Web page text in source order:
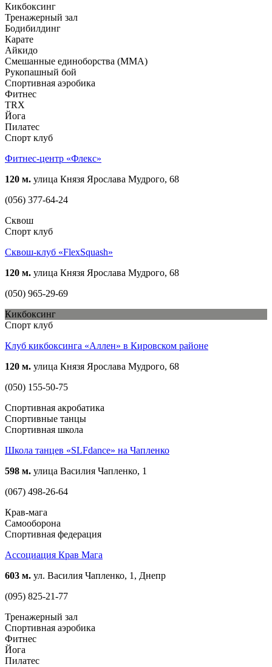
Кикбоксинг
Тренажерный зал
Бодибилдинг
Карате
Айкидо
Смешанные единоборства (ММА)
Рукопашный бой
Спортивная аэробика
Фитнес
TRX
Йога
Пилатес
Спорт клуб
Фитнес-центр «Флекс»
120 м. улица Князя Ярослава Мудрого, 68
(056) 377-64-24
Сквош
Спорт клуб
Сквош-клуб «FlexSquash»
120 м. улица Князя Ярослава Мудрого, 68
(050) 965-29-69
Кикбоксинг
Спорт клуб
Клуб кикбоксинга «Аллен» в Кировском районе
120 м. улица Князя Ярослава Мудрого, 68
(050) 155-50-75
Спортивная акробатика
Спортивные танцы
Спортивная школа
Школа танцев «SLFdance» на Чапленко
598 м. улица Василия Чапленко, 1
(067) 498-26-64
Крав-мага
Самооборона
Спортивная федерация
Ассоциация Крав Мага
603 м. ул. Василия Чапленко, 1, Днепр
(095) 825-21-77
Тренажерный зал
Спортивная аэробика
Фитнес
Йога
Пилатес